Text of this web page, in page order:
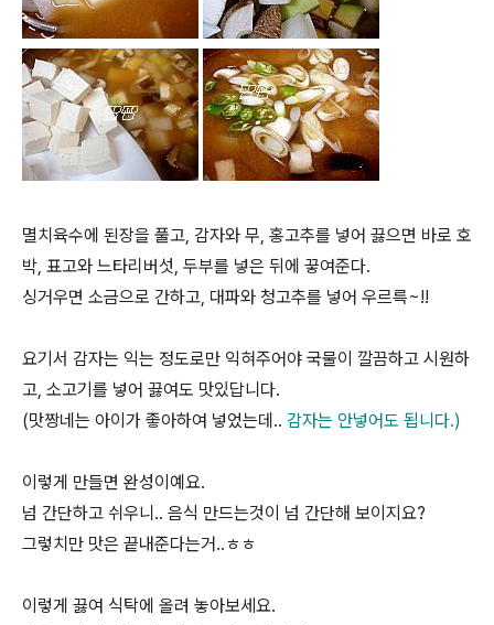
멸치육수에 된장을 풀고, 감자와 무, 홍고추를 넣어 끓으면 바로 호
박, 표고와 느타리버섯, 두부를 넣은 뒤에 끟여준다.
싱거우면 소금으로 간하고, 대파와 청고추를 넣어 우르륵~!!
요기서 감자는 익는 정도로만 익혀주어야 국물이 깔끔하고 시원하
고, 소고기를 넣어 끓여도 맛있답니다.
(맛짱네는 아이가 좋아하여 넣었는데.. 감자는 안넣어도 됩니다.)
이렇게 만들면 완성이예요.
넘 간단하고 쉬우니.. 음식 만드는것이 넘 간단해 보이지요?
그렇치만 맛은 끝내준다는거..ㅎㅎ
이렇게 끓여 식탁에 올려 놓아보세요.